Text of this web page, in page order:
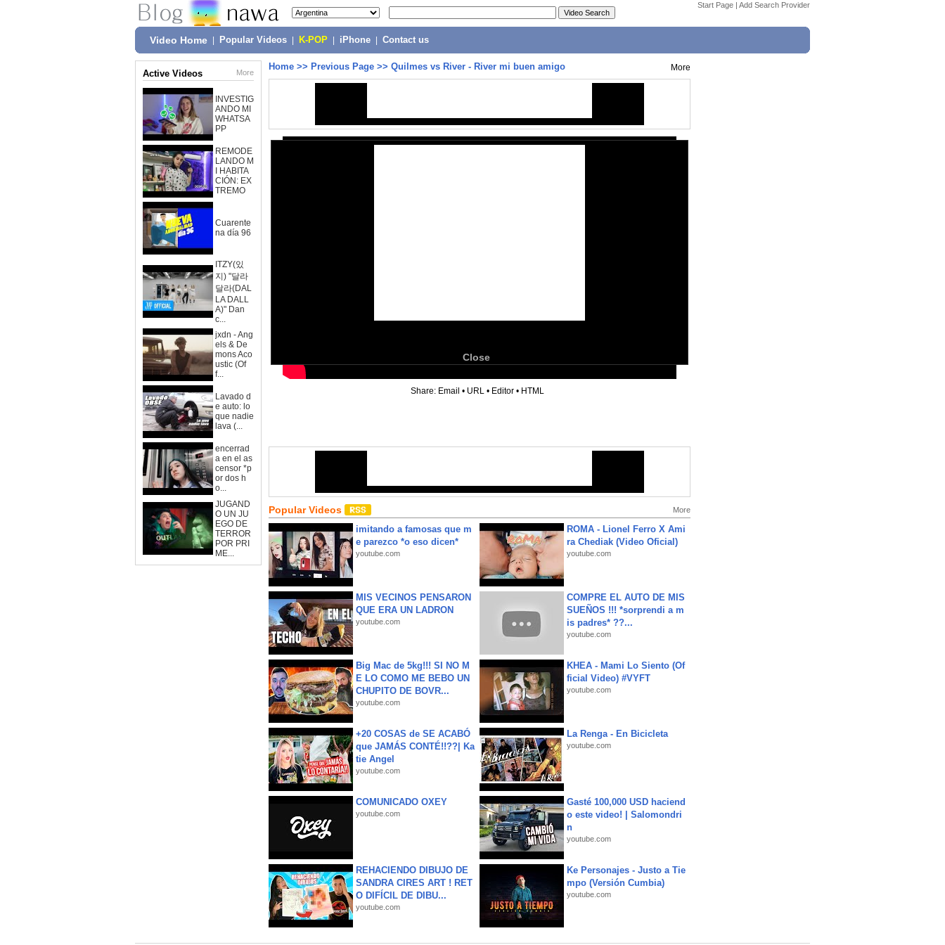
Start Page | Add Search Provider
Video Home Popular Videos K-POP iPhone Contact us
Active Videos More
INVESTIG
ANDO MI
WHATSA
PP
REMODE
LANDO M
I HABITA
CIÓN: EX
TREMO
Cuarente
na día 96
ITZY(있
지) "달라
달라(DAL
LA DALL
A)" Dan
c...
jxdn - Ang
els & De
mons Aco
ustic (Of
f...
Lavado d
e auto: lo
que nadie
lava (...
encerrad
a en el as
censor *p
or dos h
o...
JUGAND
O UN JU
EGO DE
TERROR
POR PRI
ME...
Home >> Previous Page >> Quilmes vs River - River mi buen amigo More
Close
Share: Email • URL • Editor • HTML
Popular Videos More
imitando a famosas que m
e parezco *o eso dicen*
youtube.com
ROMA - Lionel Ferro X Ami
ra Chediak (Video Oficial)
youtube.com
MIS VECINOS PENSARON
QUE ERA UN LADRON
youtube.com
COMPRE EL AUTO DE MIS
SUEÑOS !!! *sorprendi a m
is padres* ??...
youtube.com
Big Mac de 5kg!!! SI NO M
E LO COMO ME BEBO UN
CHUPITO DE BOVR...
youtube.com
KHEA - Mami Lo Siento (Of
ficial Video) #VYFT
youtube.com
+20 COSAS de SE ACABÓ
que JAMÁS CONTÉ!!??| Ka
tie Angel
youtube.com
La Renga - En Bicicleta
youtube.com
COMUNICADO OXEY
youtube.com
Gasté 100,000 USD haciend
o este video! | Salomondri
n
youtube.com
REHACIENDO DIBUJO DE
SANDRA CIRES ART ! RET
O DIFÍCIL DE DIBU...
youtube.com
Ke Personajes - Justo a Tie
mpo (Versión Cumbia)
youtube.com